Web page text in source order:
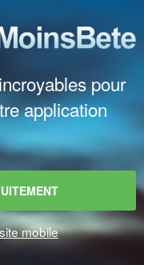
pour
application
mobile